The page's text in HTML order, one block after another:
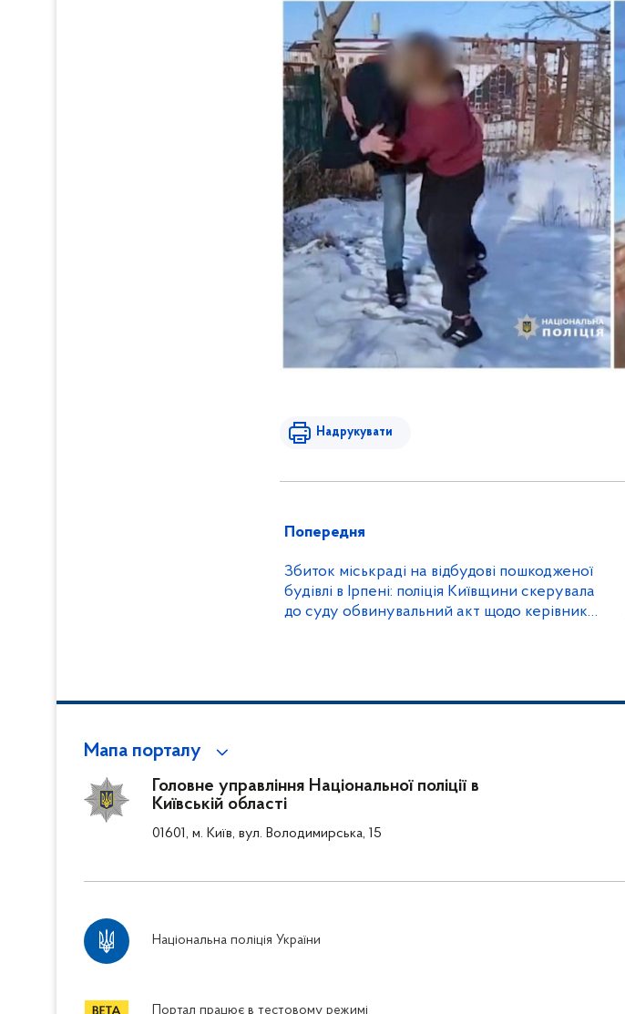
Надрукувати
Попередня
Збиток міськраді на відбудові пошкодженої
будівлі в Ірпені: поліція Київщини скерувала
до суду обвинувальний акт щодо керівника
Мапа порталу
Головне управління Національної поліції в
Київській області
01601, м. Київ, вул. Володимирська, 15
Національна поліція України
Портал працює в тестовому режимі